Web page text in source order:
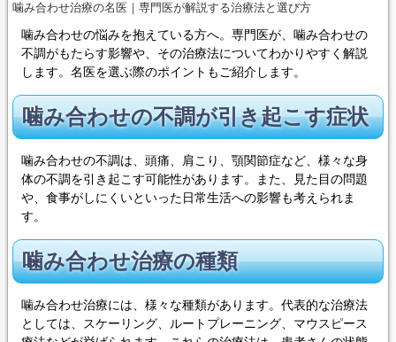
噛み合わせ治療の名医｜専門医が解説する治療法と選び方
噛み合わせの悩みを抱えている方へ。専門医が、噛み合わせの
不調がもたらす影響や、その治療法についてわかりやすく解説
します。名医を選ぶ際のポイントもご紹介します。
噛み合わせの不調が引き起こす症状
噛み合わせの不調は、頭痛、肩こり、顎関節症など、様々な身
体の不調を引き起こす可能性があります。また、見た目の問題
や、食事がしにくいといった日常生活への影響も考えられま
す。
噛み合わせ治療の種類
噛み合わせ治療には、様々な種類があります。代表的な治療法
としては、スケーリング、ルートプレーニング、マウスピース